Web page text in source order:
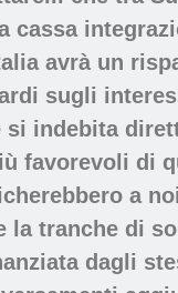
cassa
avrà un
sugli
si indebita
favorevoli di
a
la tranche di
dagli